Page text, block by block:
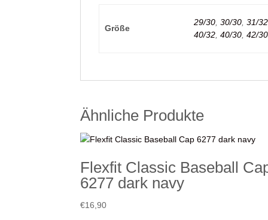
Größe
29/30, 30/30, 31/32,
40/32, 40/30, 42/30,
Ähnliche Produkte
Flexfit Classic Baseball
6277 dark navy
€16,90